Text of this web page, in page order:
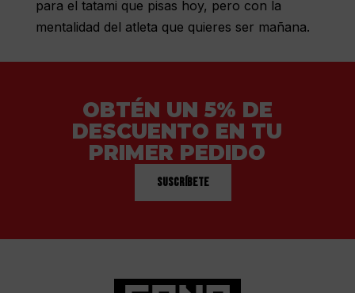
para el tatami que pisas hoy, pero con la
mentalidad del atleta que quieres ser mañana.
OBTÉN UN 5% DE
DESCUENTO EN TU
PRIMER PEDIDO
Suscríbete